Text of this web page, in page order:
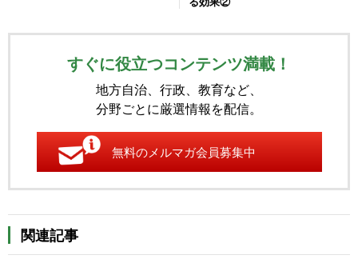
すぐに役立つコンテンツ満載！
地方自治、行政、教育など、
分野ごとに厳選情報を配信。
無料のメルマガ会員募集中
関連記事